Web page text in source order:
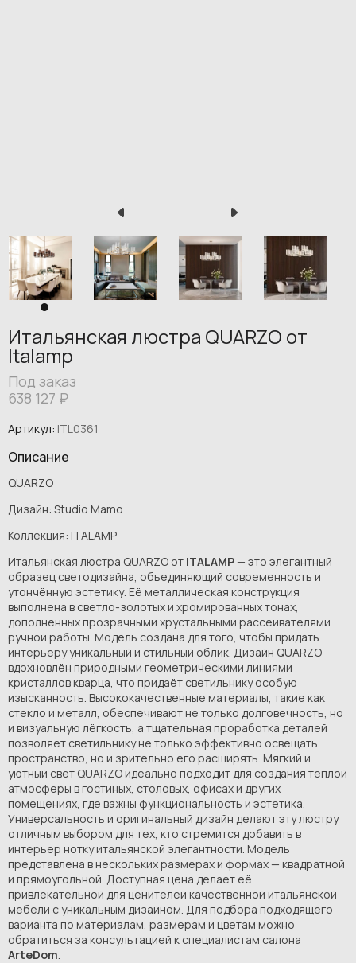
Итальянская люстра QUARZO от
Italamp
Под заказ
638 127 ₽
Артикул: ITL0361
Описание
QUARZO
Дизайн: Studio Mamo
Коллекция: ITALAMP
Итальянская люстра QUARZO от ITALAMP— это элегантный
образец светодизайна, объединяющий современность и
утончённую эстетику. Её металлическая конструкция
выполнена в светло-золотых и хромированных тонах,
дополненных прозрачными хрустальными рассеивателями
ручной работы. Модель создана для того, чтобы придать
интерьеру уникальный и стильный облик. Дизайн QUARZO
вдохновлён природными геометрическими линиями
кристаллов кварца, что придаёт светильнику особую
изысканность. Высококачественные материалы, такие как
стекло и металл, обеспечивают не только долговечность, но
и визуальную лёгкость, а тщательная проработка деталей
позволяет светильнику не только эффективно освещать
пространство, но и зрительно его расширять. Мягкий и
уютный свет QUARZO идеально подходит для создания тёплой
атмосферы в гостиных, столовых, офисах и других
помещениях, где важны функциональность и эстетика.
Универсальность и оригинальный дизайн делают эту люстру
отличным выбором для тех, кто стремится добавить в
интерьер нотку итальянской элегантности. Модель
представлена в нескольких размерах и формах — квадратной
и прямоугольной. Доступная цена делает её
привлекательной для ценителей качественной итальянской
мебели с уникальным дизайном. Для подбора подходящего
варианта по материалам, размерам и цветам можно
обратиться за консультацией к специалистам салона
ArteDom